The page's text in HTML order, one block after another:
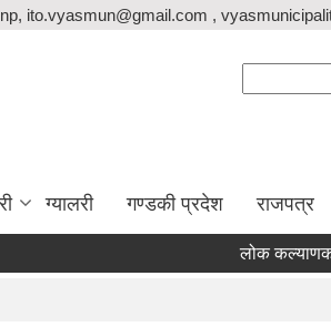
ito.vyasmun@gmail.com ,
ग्यालरी गण्डकी प्रदेश राजपत्र
लोक कल्याणकारी